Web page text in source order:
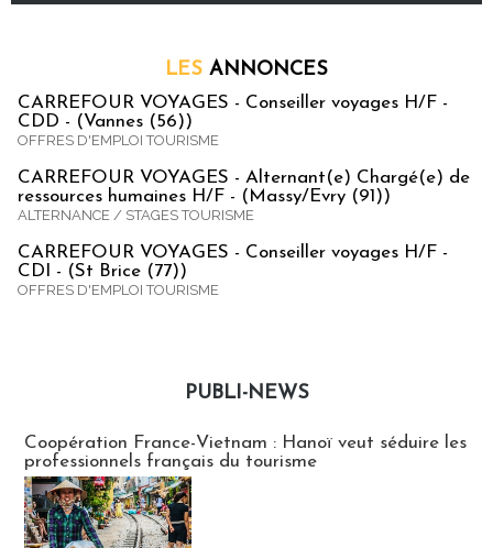
LES ANNONCES
CARREFOUR VOYAGES - Conseiller voyages H/F -
CDD - (Vannes (56))
OFFRES D'EMPLOI TOURISME
CARREFOUR VOYAGES - Alternant(e) Chargé(e) de
ressources humaines H/F - (Massy/Evry (91))
ALTERNANCE / STAGES TOURISME
CARREFOUR VOYAGES - Conseiller voyages H/F -
CDI - (St Brice (77))
OFFRES D'EMPLOI TOURISME
PUBLI-NEWS
Coopération France-Vietnam : Hanoï veut séduire les
professionnels français du tourisme